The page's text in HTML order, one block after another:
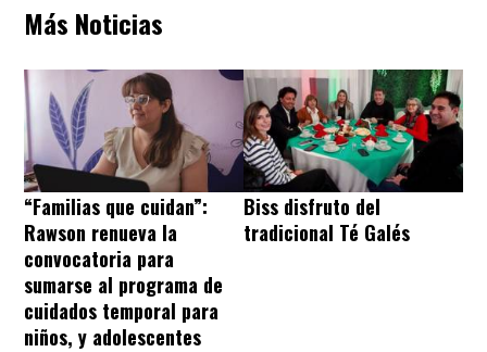
Más Noticias
“Familias que cuidan”:
Rawson renueva la
convocatoria para
sumarse al programa de
cuidados temporal para
niños, y adolescentes
Biss disfruto del
tradicional Té Galés